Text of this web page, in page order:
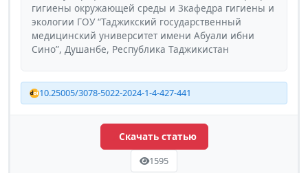
гигиены окружающей среды и 3кафедра гигиены и
экологии ГОУ “Таджикский государственный
медицинский университет имени Абуали ибни
Сино”, Душанбе, Республика Таджикистан
10.25005/3078-5022-2024-1-4-427-441
Скачать статью
1595